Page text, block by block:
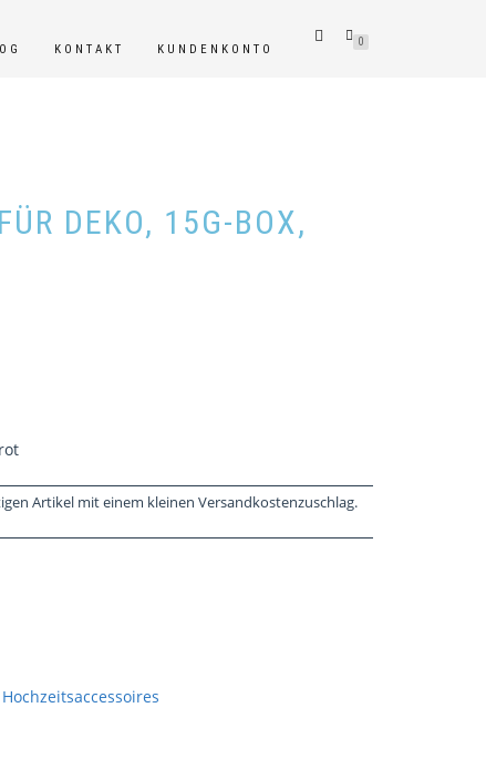
KONTAKT KUNDENKONTO
0
DEKO, 15G-BOX,
Artikel mit einem kleinen Versandkostenzuschlag.
Hochzeitsaccessoires